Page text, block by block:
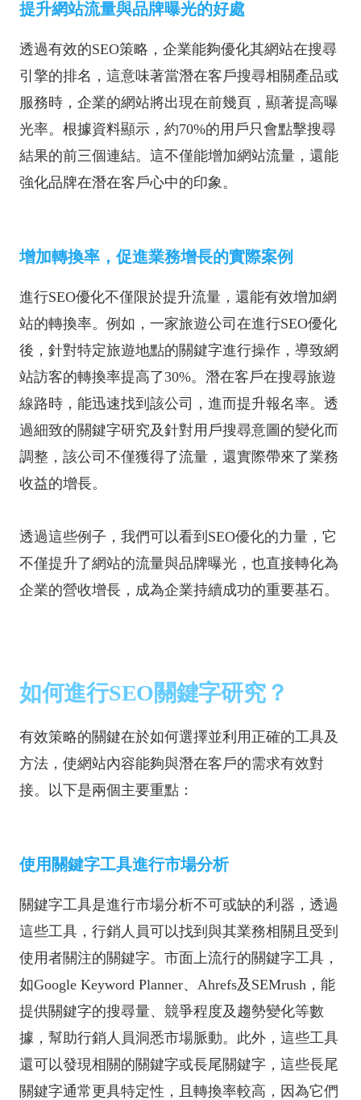
提升網站流量與品牌曝光的好處
透過有效的SEO策略，企業能夠優化其網站在搜尋
引擎的排名，這意味著當潛在客戶搜尋相關產品或
服務時，企業的網站將出現在前幾頁，顯著提高曝
光率。根據資料顯示，約70%的用戶只會點擊搜尋
結果的前三個連結。這不僅能增加網站流量，還能
強化品牌在潛在客戶心中的印象。
增加轉換率，促進業務增長的實際案例
進行SEO優化不僅限於提升流量，還能有效增加網
站的轉換率。例如，一家旅遊公司在進行SEO優化
後，針對特定旅遊地點的關鍵字進行操作，導致網
站訪客的轉換率提高了30%。潛在客戶在搜尋旅遊
線路時，能迅速找到該公司，進而提升報名率。透
過細致的關鍵字研究及針對用戶搜尋意圖的變化而
調整，該公司不僅獲得了流量，還實際帶來了業務
收益的增長。
透過這些例子，我們可以看到SEO優化的力量，它
不僅提升了網站的流量與品牌曝光，也直接轉化為
企業的營收增長，成為企業持續成功的重要基石。
如何進行SEO關鍵字研究？
有效策略的關鍵在於如何選擇並利用正確的工具及
方法，使網站內容能夠與潛在客戶的需求有效對
接。以下是兩個主要重點：
使用關鍵字工具進行市場分析
關鍵字工具是進行市場分析不可或缺的利器，透過
這些工具，行銷人員可以找到與其業務相關且受到
使用者關注的關鍵字。市面上流行的關鍵字工具，
如Google Keyword Planner、Ahrefs及SEMrush，能
提供關鍵字的搜尋量、競爭程度及趨勢變化等數
據，幫助行銷人員洞悉市場脈動。此外，這些工具
還可以發現相關的關鍵字或長尾關鍵字，這些長尾
關鍵字通常更具特定性，且轉換率較高，因為它們